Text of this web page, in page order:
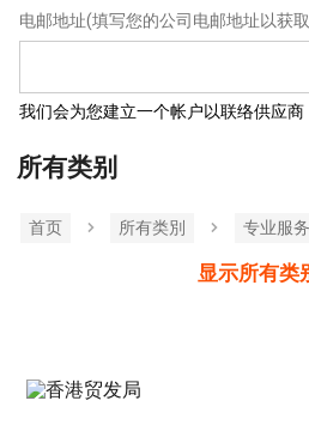
电邮地址(填写您的公司电邮地址以获
我们会为您建立一个帐户以联络供应商
所有类别
首页 所有类別 专业服务
显示所有类